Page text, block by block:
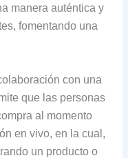
manera auténtica y
fomentando una
con una
que las personas
al momento
en vivo, en la cual,
un producto o